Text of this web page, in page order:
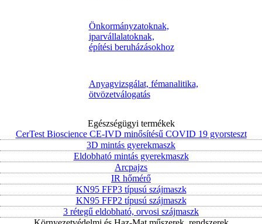
Önkormányzatoknak,
iparvállalatoknak,
építési beruházásokhoz
Anyagvizsgálat, fémanalitika,
ötvözetválogatás
Egészségügyi termékek
CerTest Bioscience CE-IVD minősítésű COVID 19 gyorsteszt
3D mintás gyerekmaszk
Eldobható mintás gyerekmaszk
Arcpajzs
IR hőmérő
KN95 FFP3 típusú szájmaszk
KN95 FFP2 típusú szájmaszk
3 rétegű eldobható, orvosi szájmaszk